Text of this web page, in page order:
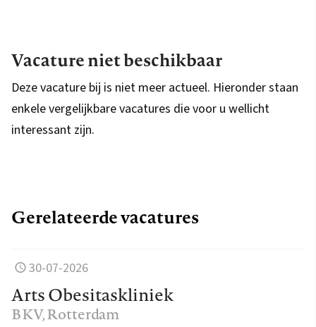
Vacature niet beschikbaar
Deze vacature bij is niet meer actueel. Hieronder staan
enkele vergelijkbare vacatures die voor u wellicht
interessant zijn.
Gerelateerde vacatures
30-07-2026
Arts Obesitaskliniek
BKV, Rotterdam